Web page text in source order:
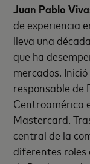
Juan Pablo
de experiencia
lleva una
que ha
mercados.
responsable de
Centroamérica
Mastercard.
central de la
diferentes roles